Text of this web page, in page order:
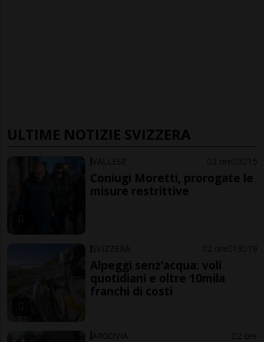
ULTIME NOTIZIE SVIZZERA
VALLESE 2 ore 3 15
Coniugi Moretti, prorogate le
misure restrittive
SVIZZERA 2 ore 13 19
Alpeggi senz’acqua: voli
quotidiani e oltre 10mila
franchi di costi
ARGOVIA 2 ore